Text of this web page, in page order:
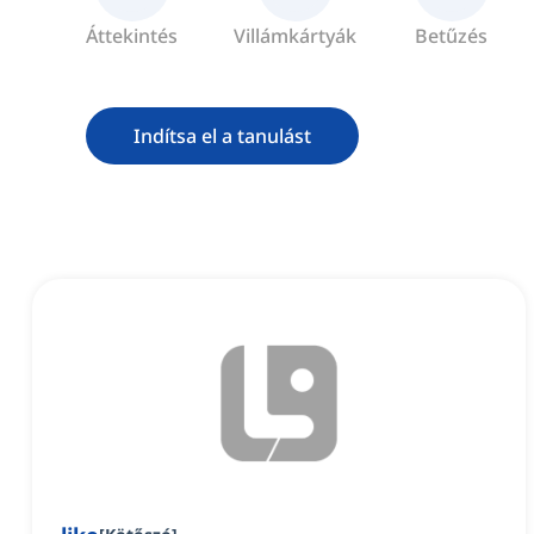
Áttekintés Villámkártyák Betűzés
Indítsa el a tanulást